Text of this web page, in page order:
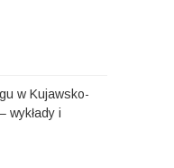
w Kujawsko-
wykłady i